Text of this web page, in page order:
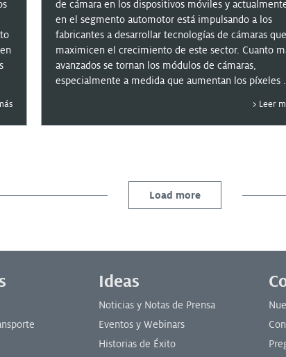
de cámara en los dispositivos móviles y
en el segmento automotor está impulsando a los
fabricantes a desarrollar tecnologías de cámaras que
maximicen el crecimiento de este sector. Cuanto
avanzados se tornan los módulos de cámaras,
especialmente a medida que aumentan los píxeles
adhesivos de curado doble con capacidades de
Leer
Load more
Ideas
Noticias y Notas de Prensa
Eventos y Webinars
Historias de Éxito